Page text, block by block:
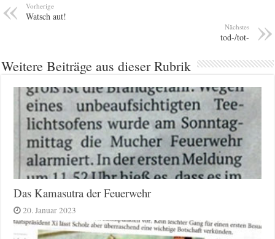
Vorherige
Watsch aut!
Nächstes
tod-/tot-
Weitere Beiträge aus dieser Rubrik
Das Kamasutra der Feuerwehr
20. Januar 2023